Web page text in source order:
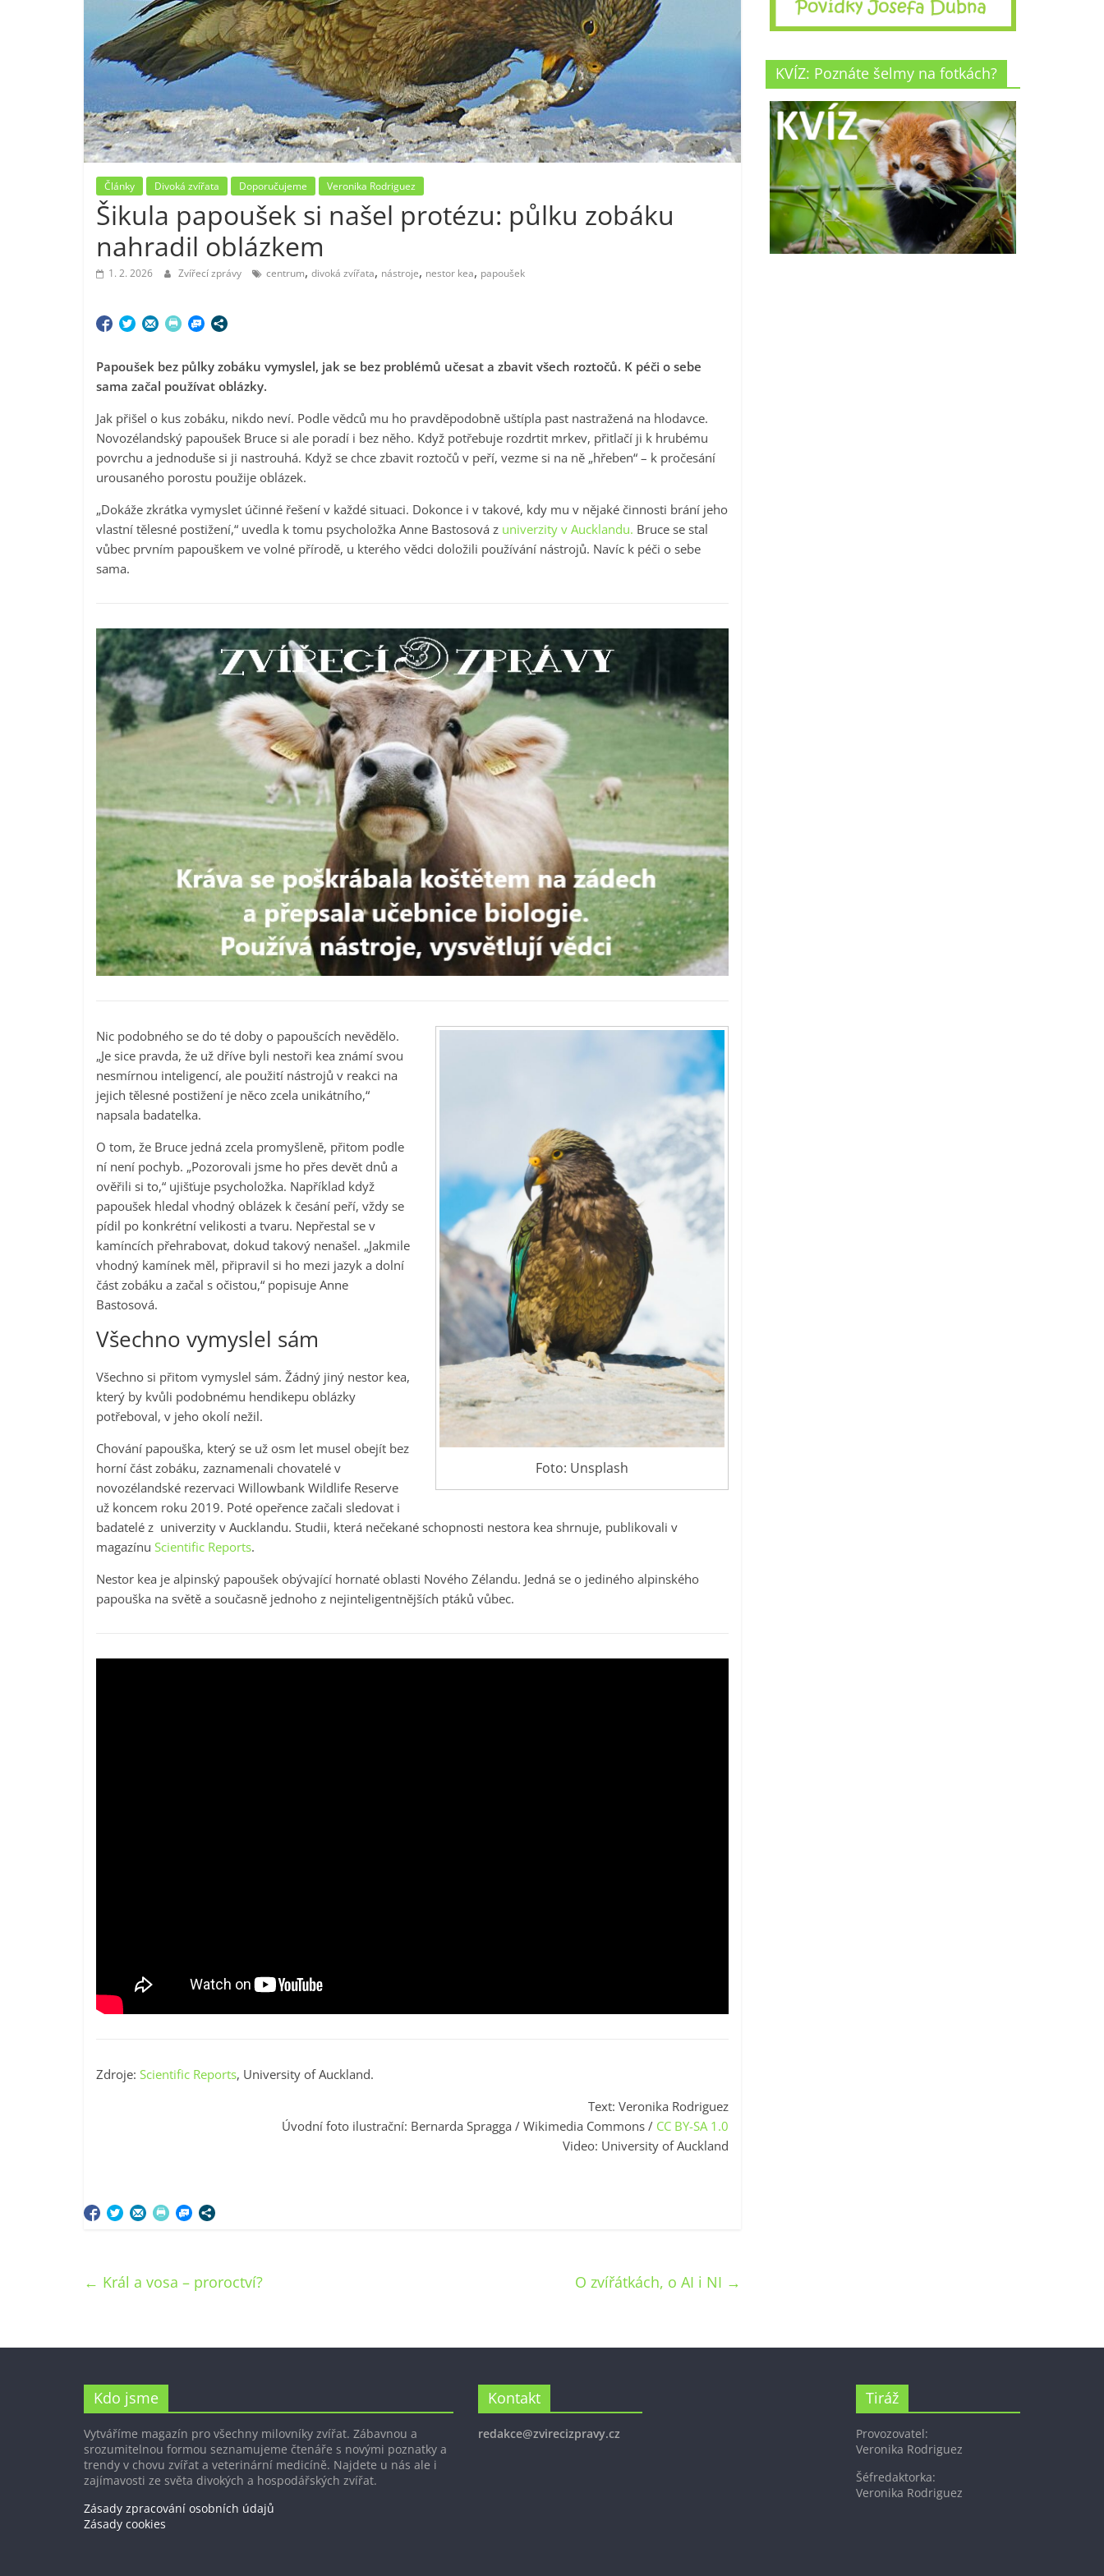
Články Divoká zvířata Doporučujeme Veronika Rodriguez
Šikula papoušek si našel protézu: půlku zobáku
nahradil oblázkem
1. 2. 2026 Zvířecí zprávy centrum, divoká zvířata, nástroje, nestor kea, papoušek
Papoušek bez půlky zobáku vymyslel, jak se bez problémů učesat a zbavit všech roztočů. K péči o sebe
sama začal používat oblázky.
Jak přišel o kus zobáku, nikdo neví. Podle vědců mu ho pravděpodobně uštípla past nastražená na hlodavce.
Novozélandský papoušek Bruce si ale poradí i bez něho. Když potřebuje rozdrtit mrkev, přitlačí ji k hrubému
povrchu a jednoduše si ji nastrouhá. Když se chce zbavit roztočů v peří, vezme si na ně „hřeben“ – k pročesání
urousaného porostu použije oblázek.
„Dokáže zkrátka vymyslet účinné řešení v každé situaci. Dokonce i v takové, kdy mu v nějaké činnosti brání jeho
vlastní tělesné postižení,“ uvedla k tomu psycholožka Anne Bastosová z univerzity v Aucklandu. Bruce se stal
vůbec prvním papouškem ve volné přírodě, u kterého vědci doložili používání nástrojů. Navíc k péči o sebe
sama.
Foto: Unsplash
Nic podobného se do té doby o papoušcích nevědělo.
„Je sice pravda, že už dříve byli nestoři kea známí svou
nesmírnou inteligencí, ale použití nástrojů v reakci na
jejich tělesné postižení je něco zcela unikátního,“
napsala badatelka.
O tom, že Bruce jedná zcela promyšleně, přitom podle
ní není pochyb. „Pozorovali jsme ho přes devět dnů a
ověřili si to,“ ujišťuje psycholožka. Například když
papoušek hledal vhodný oblázek k česání peří, vždy se
pídil po konkrétní velikosti a tvaru. Nepřestal se v
kamíncích přehrabovat, dokud takový nenašel. „Jakmile
vhodný kamínek měl, připravil si ho mezi jazyk a dolní
část zobáku a začal s očistou,“ popisuje Anne
Bastosová.
Všechno vymyslel sám
Všechno si přitom vymyslel sám. Žádný jiný nestor kea,
který by kvůli podobnému hendikepu oblázky
potřeboval, v jeho okolí nežil.
Chování papouška, který se už osm let musel obejít bez
horní část zobáku, zaznamenali chovatelé v
novozélandské rezervaci Willowbank Wildlife Reserve
už koncem roku 2019. Poté opeřence začali sledovat i
badatelé z univerzity v Aucklandu. Studii, která nečekané schopnosti nestora kea shrnuje, publikovali v
magazínu Scientific Reports.
Nestor kea je alpinský papoušek obývající hornaté oblasti Nového Zélandu. Jedná se o jediného alpinského
papouška na světě a současně jednoho z nejinteligentnějších ptáků vůbec.
Zdroje: Scientific Reports, University of Auckland.
Text: Veronika Rodriguez
Úvodní foto ilustrační: Bernarda Spragga / Wikimedia Commons / CC BY-SA 1.0
Video: University of Auckland
← Král a vosa – proroctví? O zvířátkách, o AI i NI →
KVÍZ: Poznáte šelmy na fotkách?
Kdo jsme
Vytváříme magazín pro všechny milovníky zvířat. Zábavnou a
srozumitelnou formou seznamujeme čtenáře s novými poznatky a
trendy v chovu zvířat a veterinární medicíně. Najdete u nás ale i
zajímavosti ze světa divokých a hospodářských zvířat.
Zásady zpracování osobních údajů
Zásady cookies
Kontakt
redakce@zvirecizpravy.cz
Tiráž
Provozovatel:
Veronika Rodriguez
Šéfredaktorka:
Veronika Rodriguez